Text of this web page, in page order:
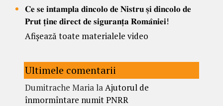
𝐂𝐞 𝐬𝐞 𝐢𝐧𝐭𝐚𝐦𝐩𝐥𝐚 𝐝𝐢𝐧𝐜𝐨𝐥𝐨 𝐝𝐞 𝐍𝐢𝐬𝐭𝐫𝐮 𝐬̦𝐢 𝐝𝐢𝐧𝐜𝐨𝐥𝐨 𝐝𝐞
𝐏𝐫𝐮𝐭 𝐭̦𝐢𝐧𝐞 𝐝𝐢𝐫𝐞𝐜𝐭 𝐝𝐞 𝐬𝐢𝐠𝐮𝐫𝐚𝐧𝐭̦𝐚 𝐑𝐨𝐦𝐚̂𝐧𝐢𝐞𝐢!
Afișează toate materialele video
Ultimele comentarii
Dumitrache Maria la Ajutorul de
înmormîntare numit PNRR